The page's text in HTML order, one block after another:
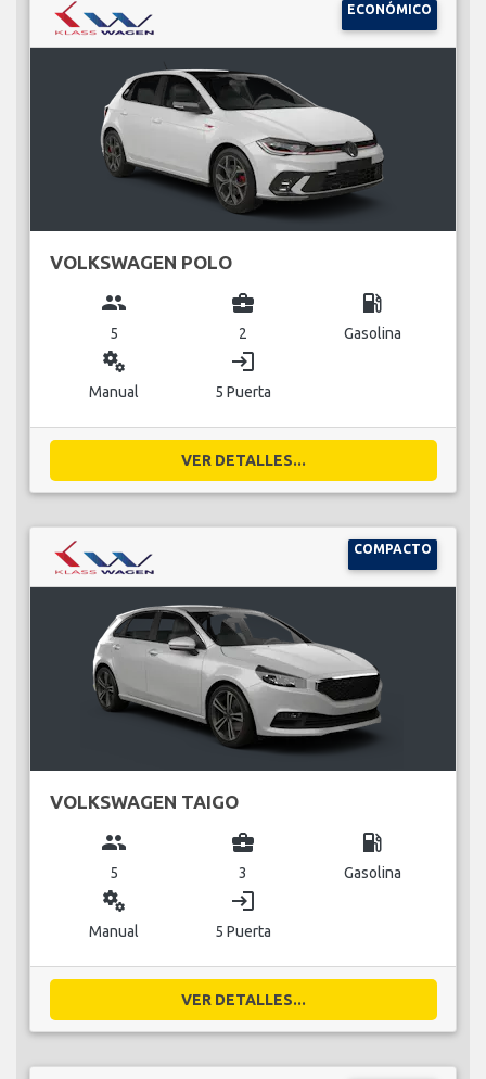
ECONÓMICO
VOLKSWAGEN POLO
group
5
business_center
2
local_gas_station
Gasolina
miscellaneous_services
Manual
login
5 Puerta
VER DETALLES...
COMPACTO
VOLKSWAGEN TAIGO
group
5
business_center
3
local_gas_station
Gasolina
miscellaneous_services
Manual
login
5 Puerta
VER DETALLES...